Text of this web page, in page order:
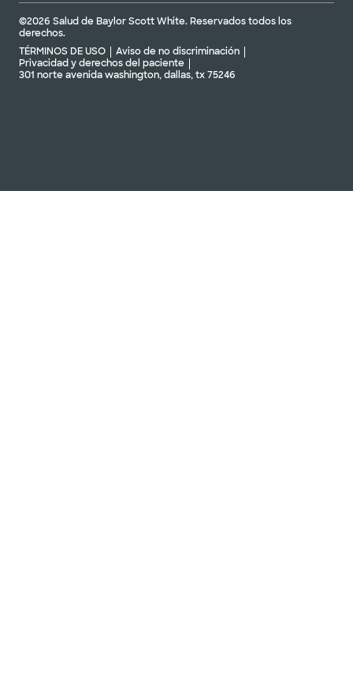
©2026 Salud de Baylor Scott White. Reservados todos los
derechos.
TÉRMINOS DE USO
Aviso de no discriminación
Privacidad y derechos del paciente
301 norte avenida washington, dallas, tx 75246